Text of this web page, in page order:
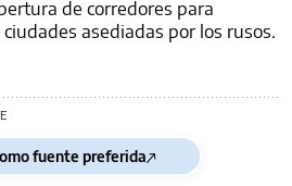
de corredores para
asediadas por los rusos.
fuente preferida